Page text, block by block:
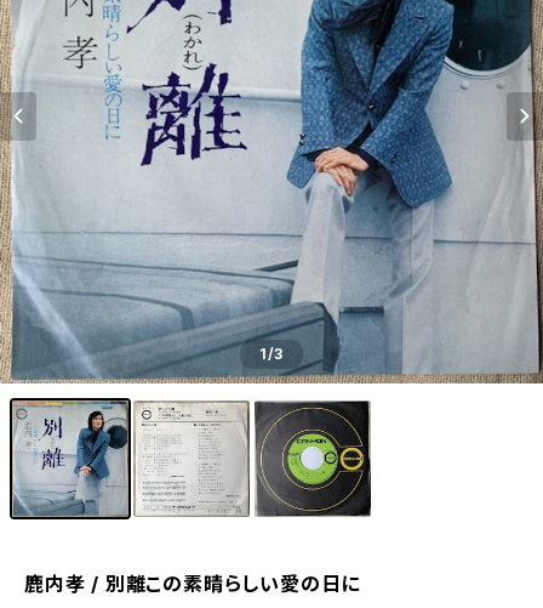
1/3
鹿内孝 / 別離この素晴らしい愛の日に